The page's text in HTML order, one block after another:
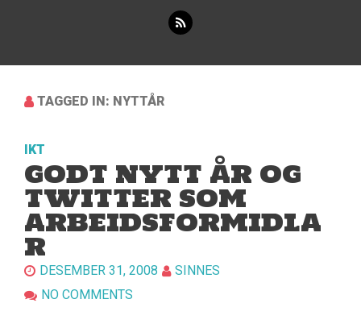
TAGGED IN: NYTTÅR
IKT
GODT NYTT ÅR OG
TWITTER SOM
ARBEIDSFORMIDLA
R
DESEMBER 31, 2008
SINNES
NO COMMENTS